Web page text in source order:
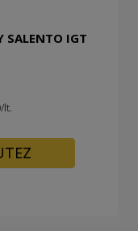
SALENTO IGT
lt.